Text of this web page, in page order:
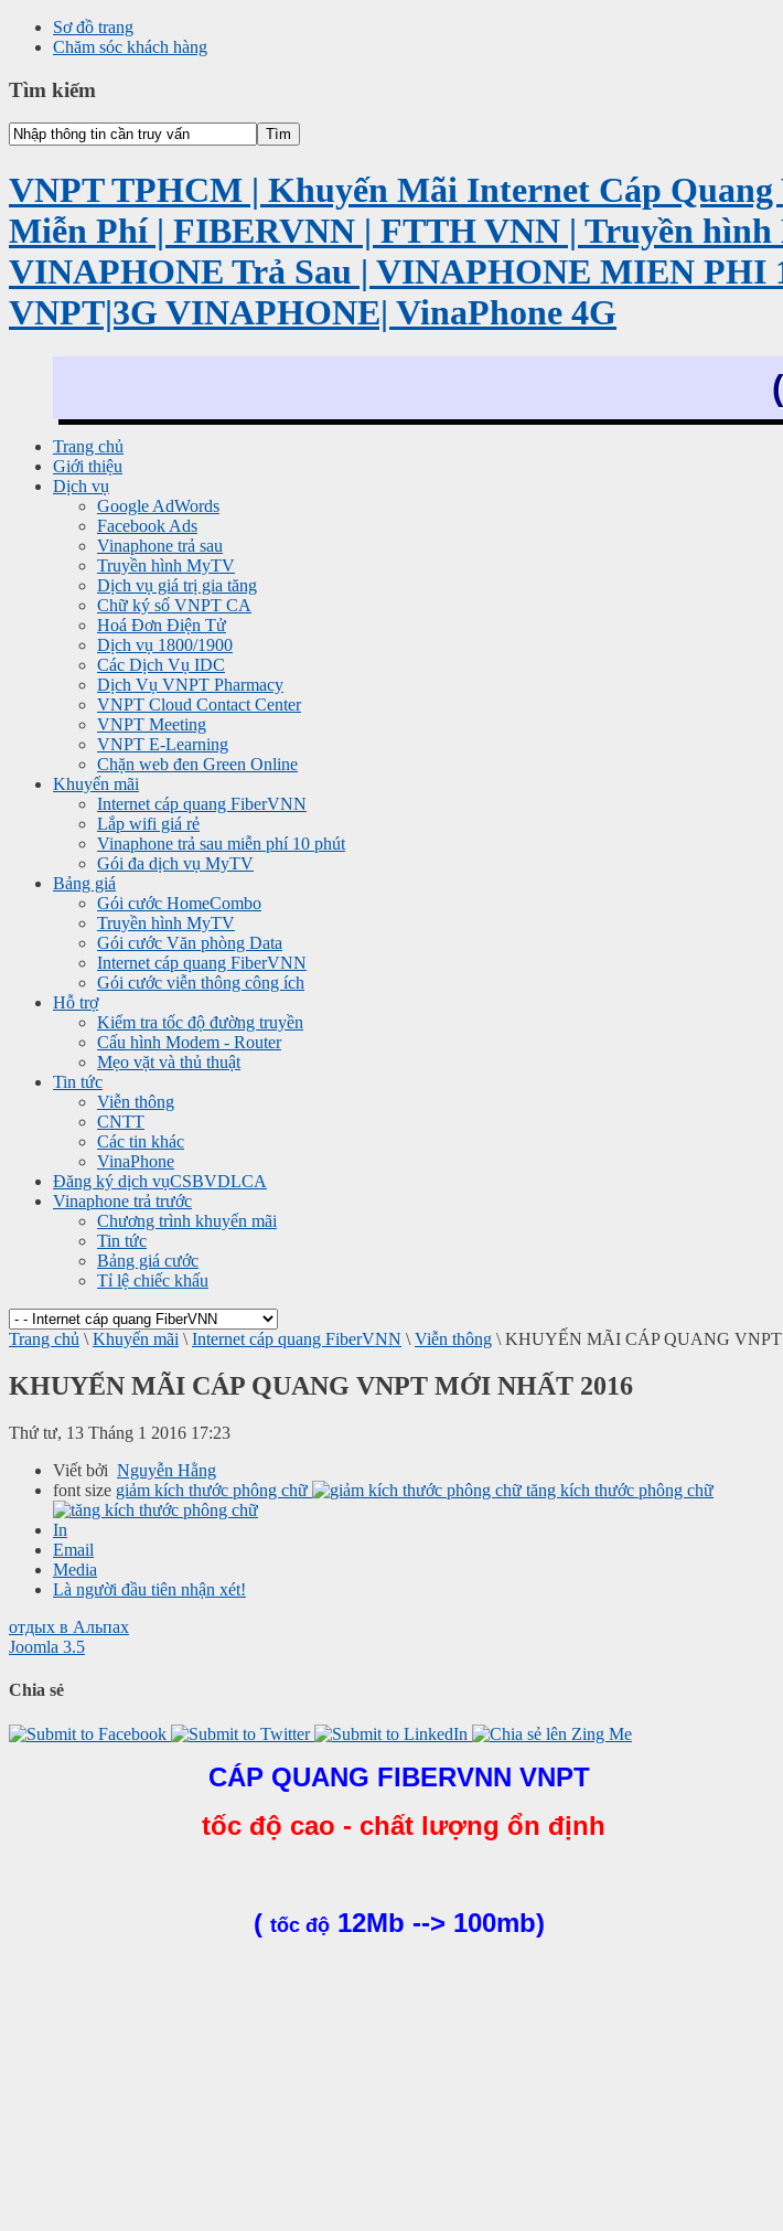
Sơ đồ trang
Chăm sóc khách hàng
Tìm kiếm
VNPT TPHCM | Khuyến Mãi Internet Cáp
Miễn Phí | FIBERVNN | FTTH VNN | Truyền hình
VINAPHONE Trả Sau | VINAPHONE MIEN PHI
VNPT|3G VINAPHONE| VinaPhone 4G
Trang chủ
Giới thiệu
Dịch vụ
Google AdWords
Facebook Ads
Vinaphone trả sau
Truyền hình MyTV
Dịch vụ giá trị gia tăng
Chữ ký số VNPT CA
Hoá Đơn Điện Tử
Dịch vụ 1800/1900
Các Dịch Vụ IDC
Dịch Vụ VNPT Pharmacy
VNPT Cloud Contact Center
VNPT Meeting
VNPT E-Learning
Chặn web đen Green Online
Khuyến mãi
Internet cáp quang FiberVNN
Lắp wifi giá rẻ
Vinaphone trả sau miễn phí 10 phút
Gói đa dịch vụ MyTV
Bảng giá
Gói cước HomeCombo
Truyền hình MyTV
Gói cước Văn phòng Data
Internet cáp quang FiberVNN
Gói cước viễn thông công ích
Hỗ trợ
Kiểm tra tốc độ đường truyền
Cấu hình Modem - Router
Mẹo vặt và thủ thuật
Tin tức
Viễn thông
CNTT
Các tin khác
VinaPhone
Đăng ký dịch vụCSBVDLCA
Vinaphone trả trước
Chương trình khuyến mãi
Tin tức
Bảng giá cước
Tỉ lệ chiếc khấu
Trang chủ \ Khuyến mãi \ Internet cáp quang FiberVNN \ Viễn thông \ KHUYẾN MÃI CÁP QUANG
KHUYẾN MÃI CÁP QUANG VNPT MỚI NHẤT 2016
Thứ tư, 13 Tháng 1 2016 17:23
Viết bởi Nguyễn Hằng
font size giảm kích thước phông chữ tăng kích thước phông chữ
In
Email
Media
Là người đầu tiên nhận xét!
отдых в Альпах
Joomla 3.5
Chia sẻ
CÁP QUANG FIBERVNN VNPT
tốc độ cao - chất lượng ổn định
( tốc độ 12Mb --> 100mb)